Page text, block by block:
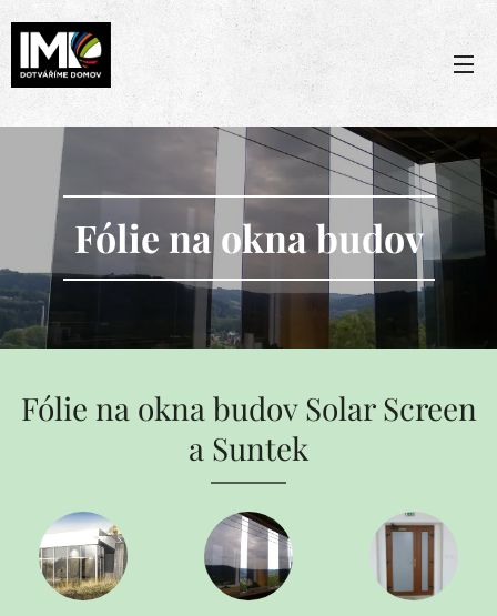
Fólie na okna budov
Fólie na okna budov Solar Screen
a Suntek